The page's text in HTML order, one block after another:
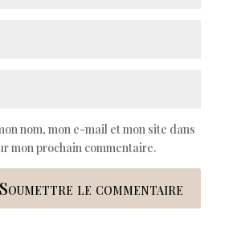
nom, mon e-mail et mon site dans
mon prochain commentaire.
Soumettre le commentaire